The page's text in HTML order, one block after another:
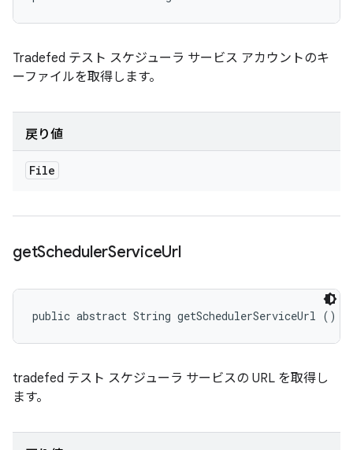
Tradefed テスト スケジューラ サービス アカウントのキ
ーファイルを取得します。
戻り値
File
getSchedulerServiceUrl
public abstract String getSchedulerServiceUrl ()
tradefed テスト スケジューラ サービスの URL を取得し
ます。